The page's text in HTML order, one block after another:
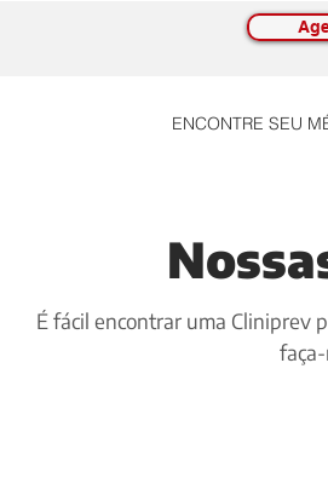
ENCONTRE SEU
É fácil encontrar uma Cliniprev